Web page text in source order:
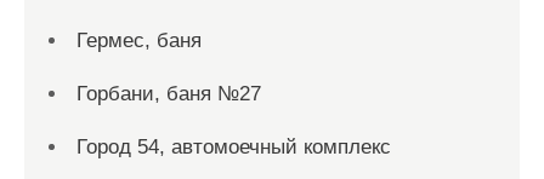
Гермес, баня
Горбани, баня №27
Город 54, автомоечный комплекс